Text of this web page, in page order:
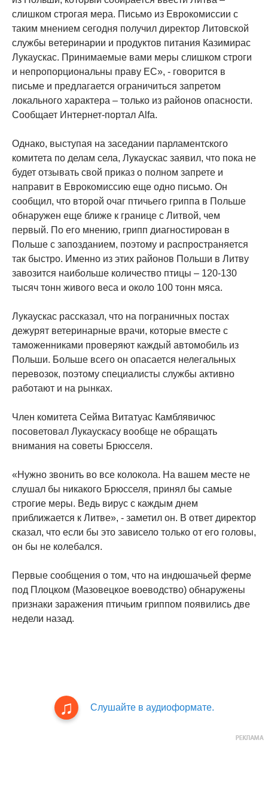
слишком строгая мера. Письмо из Еврокомиссии с
таким мнением сегодня получил директор Литовской
службы ветеринарии и продуктов питания Казимирас
Лукаускас. Принимаемые вами меры слишком строги
и непропорциональны праву ЕС», - говорится в
письме и предлагается ограничиться запретом
локального характера – только из районов опасности.
Сообщает Интернет-портал Alfa.
Однако, выступая на заседании парламентского
комитета по делам села, Лукаускас заявил, что пока не
будет отзывать свой приказ о полном запрете и
направит в Еврокомиссию еще одно письмо. Он
сообщил, что второй очаг птичьего гриппа в Польше
обнаружен еще ближе к границе с Литвой, чем
первый. По его мнению, грипп диагностирован в
Польше с запозданием, поэтому и распространяется
так быстро. Именно из этих районов Польши в Литву
завозится наибольше количество птицы – 120-130
тысяч тонн живого веса и около 100 тонн мяса.
Лукаускас рассказал, что на пограничных постах
дежурят ветеринарные врачи, которые вместе с
таможенниками проверяют каждый автомобиль из
Польши. Больше всего он опасается нелегальных
перевозок, поэтому специалисты службы активно
работают и на рынках.
Член комитета Сейма Витатуас Камблявичюс
посоветовал Лукаускасу вообще не обращать
внимания на советы Брюсселя.
«Нужно звонить во все колокола. На вашем месте не
слушал бы никакого Брюсселя, принял бы самые
строгие меры. Ведь вирус с каждым днем
приближается к Литве», - заметил он. В ответ директор
сказал, что если бы это зависело только от его головы,
он бы не колебался.
Первые сообщения о том, что на индюшачьей ферме
под Плоцком (Мазовецкое воеводство) обнаружены
признаки заражения птичьим гриппом появились две
недели назад.
Слушайте в аудиоформате.